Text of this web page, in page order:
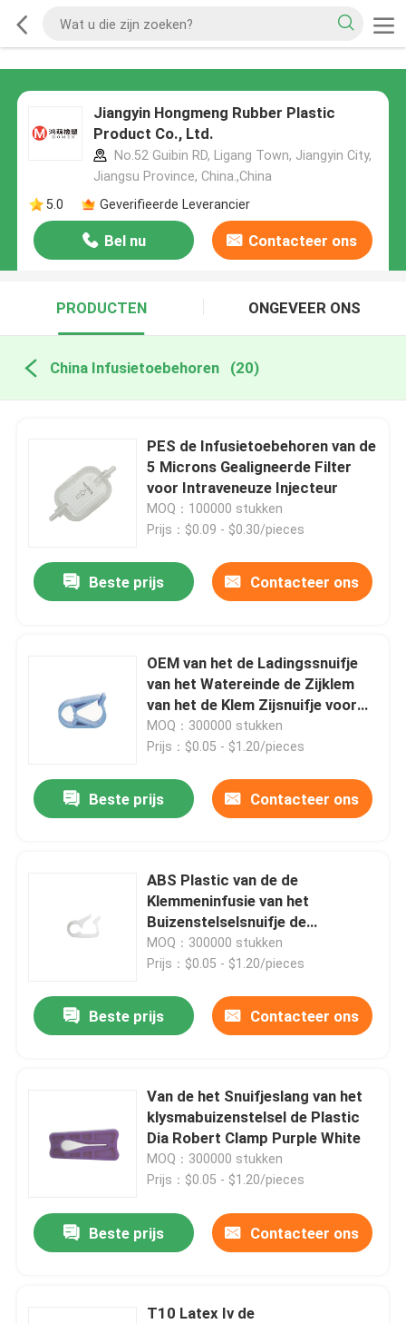
Jiangyin Hongmeng Rubber Plastic
Product Co., Ltd.
No.52 Guibin RD, Ligang Town, Jiangyin City,
Jiangsu Province, China.,China
5.0
Geverifieerde Leverancier
Bel nu Contacteer ons
PRODUCTEN ONGEVEER ONS
China Infusietoebehoren (20)
PES de Infusietoebehoren van de
5 Microns Gealigneerde Filter
voor Intraveneuze Injecteur
MOQ：100000 stukken
Prijs：$0.09 - $0.30/pieces
Beste prijs Contacteer ons
OEM van het de Ladingssnuifje
van het Watereinde de Zijklem
van het de Klem Zijsnuifje voor
Voedingssonde
MOQ：300000 stukken
Prijs：$0.05 - $1.20/pieces
Beste prijs Contacteer ons
ABS Plastic van de de
Klemmeninfusie van het
Buizenstelselsnuifje de
Toebehoren Medische
Componenten
MOQ：300000 stukken
Prijs：$0.05 - $1.20/pieces
Beste prijs Contacteer ons
Van de het Snuifjeslang van het
klysmabuizenstelsel de Plastic
Dia Robert Clamp Purple White
MOQ：300000 stukken
Prijs：$0.05 - $1.20/pieces
Beste prijs Contacteer ons
T10 Latex Iv de